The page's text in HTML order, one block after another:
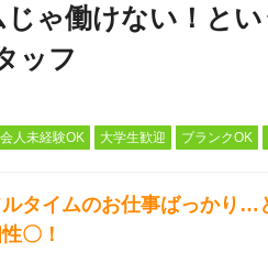
じゃ働けない！と
ッフ
人未経験OK 大学生歓迎 ブランクOK
タイムのお仕事ばっかり
〇！